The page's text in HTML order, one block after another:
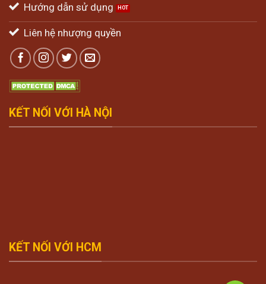
Hướng dẫn sử dụng
Liên hệ nhượng quyền
KẾT NỐI VỚI HÀ NỘI
KẾT NỐI VỚI HCM